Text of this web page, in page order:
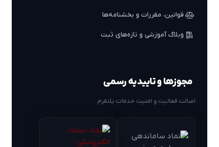
قوانین، مقررات و بخشنامه‌ها
وبلاگ آموزشی و تازه‌های ثبت
مجوزها و تاییدیه رسمی
اصالت فعالیت و امنیت خدمات پلتفرم